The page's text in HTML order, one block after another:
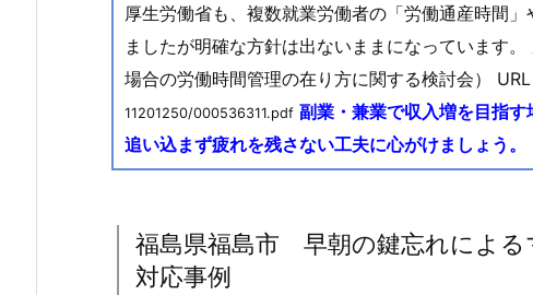
開
け
の
ご
依
頼
福
島
厚生労働省も、複数就業労働者の「労働通産時間
ましたが明確な方針は出ないままになっています
場合の労働時間管理の在り方に関する検討会） URL
11201250/000536311.pdf 副業・兼業で収入増を目指
追い込まず疲れを残さない工夫に心がけましょう。
福島県福島市 早朝の鍵忘れによる
対応事例